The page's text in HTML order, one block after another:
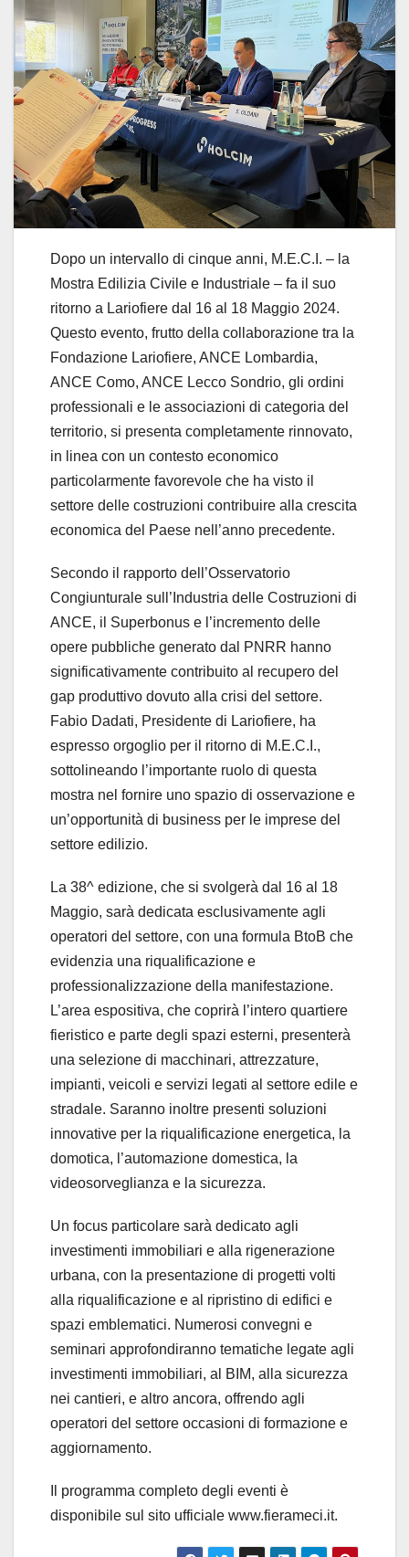
Dopo un intervallo di cinque anni, M.E.C.I. – la
Mostra Edilizia Civile e Industriale – fa il suo
ritorno a Lariofiere dal 16 al 18 Maggio 2024.
Questo evento, frutto della collaborazione tra la
Fondazione Lariofiere, ANCE Lombardia,
ANCE Como, ANCE Lecco Sondrio, gli ordini
professionali e le associazioni di categoria del
territorio, si presenta completamente rinnovato,
in linea con un contesto economico
particolarmente favorevole che ha visto il
settore delle costruzioni contribuire alla crescita
economica del Paese nell’anno precedente.
Secondo il rapporto dell’Osservatorio
Congiunturale sull’Industria delle Costruzioni di
ANCE, il Superbonus e l’incremento delle
opere pubbliche generato dal PNRR hanno
significativamente contribuito al recupero del
gap produttivo dovuto alla crisi del settore.
Fabio Dadati, Presidente di Lariofiere, ha
espresso orgoglio per il ritorno di M.E.C.I.,
sottolineando l’importante ruolo di questa
mostra nel fornire uno spazio di osservazione e
un’opportunità di business per le imprese del
settore edilizio.
La 38^ edizione, che si svolgerà dal 16 al 18
Maggio, sarà dedicata esclusivamente agli
operatori del settore, con una formula BtoB che
evidenzia una riqualificazione e
professionalizzazione della manifestazione.
L’area espositiva, che coprirà l’intero quartiere
fieristico e parte degli spazi esterni, presenterà
una selezione di macchinari, attrezzature,
impianti, veicoli e servizi legati al settore edile e
stradale. Saranno inoltre presenti soluzioni
innovative per la riqualificazione energetica, la
domotica, l’automazione domestica, la
videosorveglianza e la sicurezza.
Un focus particolare sarà dedicato agli
investimenti immobiliari e alla rigenerazione
urbana, con la presentazione di progetti volti
alla riqualificazione e al ripristino di edifici e
spazi emblematici. Numerosi convegni e
seminari approfondiranno tematiche legate agli
investimenti immobiliari, al BIM, alla sicurezza
nei cantieri, e altro ancora, offrendo agli
operatori del settore occasioni di formazione e
aggiornamento.
Il programma completo degli eventi è
disponibile sul sito ufficiale www.fierameci.it.